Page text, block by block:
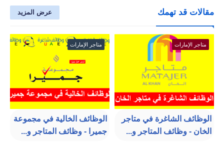
مقالات قد تهمك عرض المزيد
متاجر الإمارات
الوظائف الشاغرة في متاجر
الخان - وظائف المتاجر و...
متاجر الإمارات
الوظائف الخالية في مجموعة
جميرا - وظائف المتاجر و...